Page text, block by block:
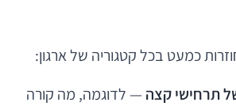
כמעט בכל קטגוריה של ארגון:
תרחישי קצה — לדוגמה, מה קורה